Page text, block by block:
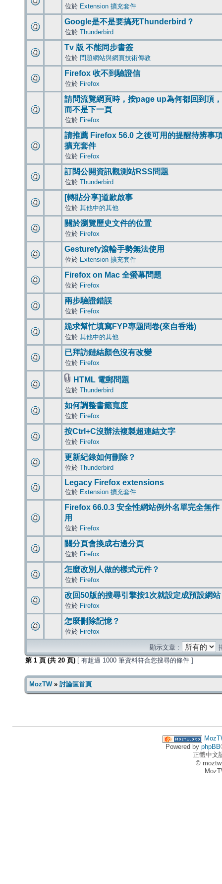
位於 Extension 擴充套件
Google是不是要搞死Thunderbird？
位於 Thunderbird
Tv 版 不能同步書簽
位於 問題網站與網頁技術傳教
Firefox 收不到驗證信
位於 Firefox
請問流覽網頁時，按page up為何都回到頂，
而不是下一頁
位於 Firefox
請推薦 Firefox 56.0 之後可用的提醒待辨事
擴充套件
位於 Firefox
訂閱公開資訊觀測站RSS問題
位於 Thunderbird
[轉貼分享]道歉啟事
位於 其他中的其他
關於瀏覽歷史文件的位置
位於 Firefox
Gesturefy滾輪手勢無法使用
位於 Extension 擴充套件
Firefox on Mac 全螢幕問題
位於 Firefox
兩步驗證錯誤
位於 Firefox
跪求幫忙填寫FYP專題問卷(來自香港)
位於 其他中的其他
已拜訪鏈結顏色沒有改變
位於 Firefox
HTML 電郵問題
位於 Thunderbird
如何調整書籤寬度
位於 Firefox
按Ctrl+C沒辦法複製超連結文字
位於 Firefox
更新紀錄如何刪除？
位於 Thunderbird
Legacy Firefox extensions
位於 Extension 擴充套件
Firefox 66.0.3 安全性網站例外名單完全無作
用
位於 Firefox
關分頁會換成右邊分頁
位於 Firefox
怎麼改別人做的樣式元件？
位於 Firefox
改回50版的搜尋引擎按1次就設定成預設網站
位於 Firefox
怎麼刪除記憶？
位於 Firefox
顯示文章 :
第 1 頁 (共 20 頁) [ 有超過 1000 筆資料符合您搜尋的條件 ]
MozTW» 討論區首頁
Powered by phpBB
正體中文
©